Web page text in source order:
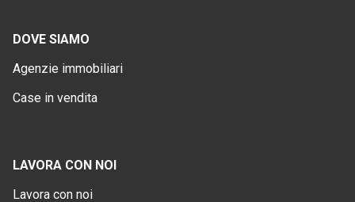
DOVE SIAMO
Agenzie immobiliari
Case in vendita
LAVORA CON NOI
Lavora con noi